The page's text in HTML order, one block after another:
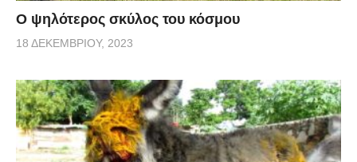
Ο ψηλότερος σκύλος του κόσμου
18 ΔΕΚΕΜΒΡΊΟΥ, 2023